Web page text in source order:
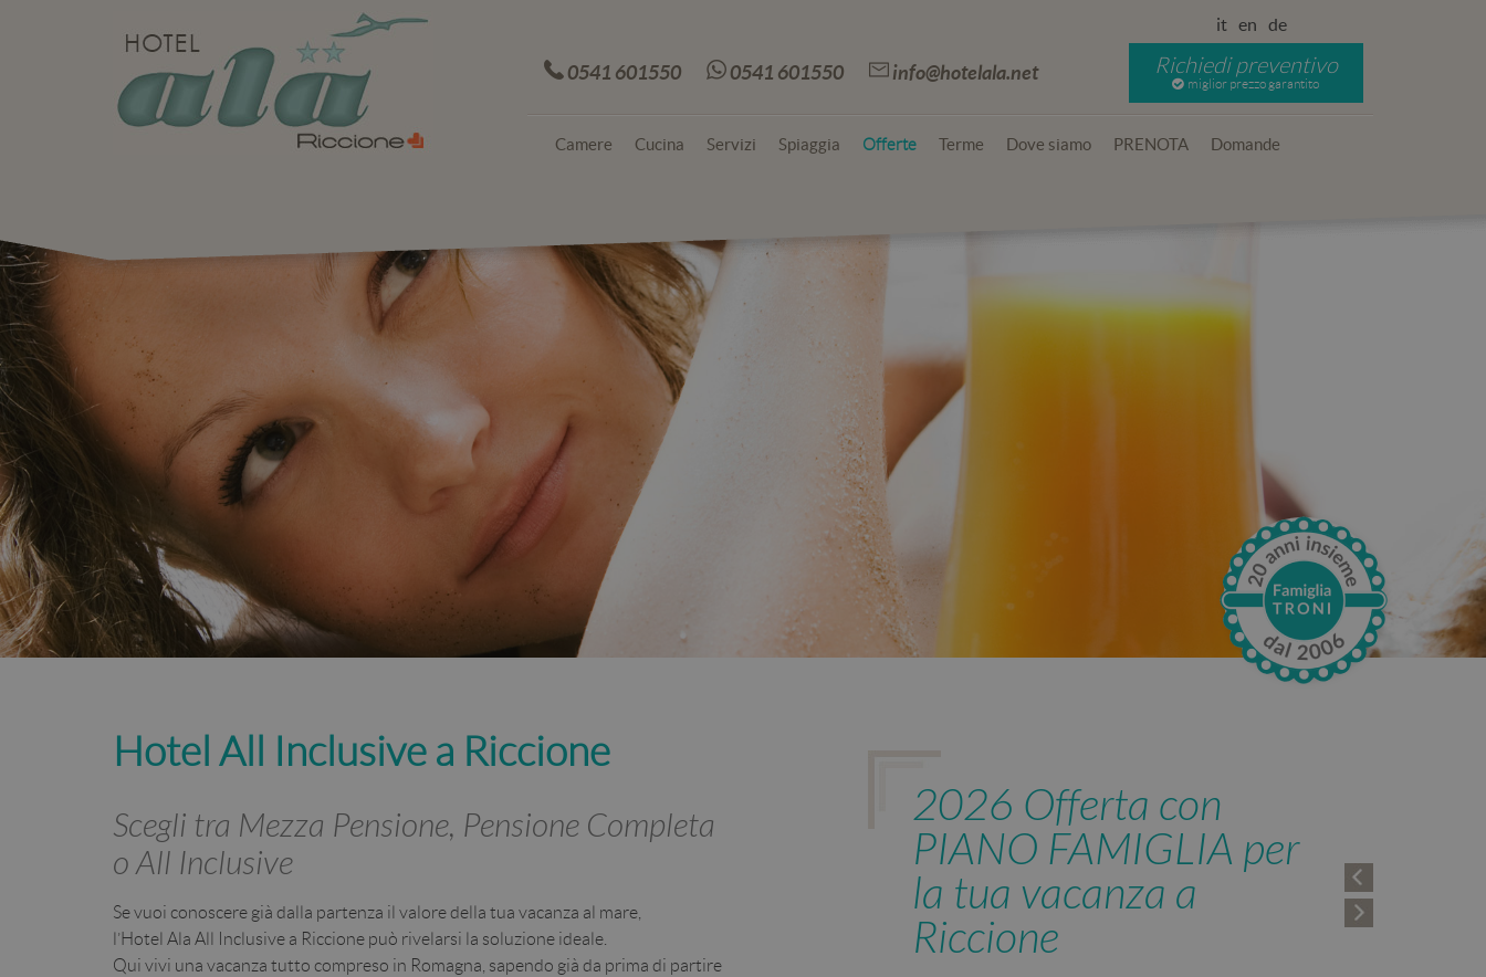
it en de
0541 601550 0541 601550 info@hotelala.net Richiedi preventivo
miglior prezzo garantito
Camere Cucina Servizi Spiaggia Offerte Terme Dove siamo PRENOTA Domande
Hotel All Inclusive a Riccione
Scegli tra Mezza Pensione, Pensione Completa
o All Inclusive
Se vuoi conoscere già dalla partenza il valore della tua vacanza al mare,
l’Hotel Ala All Inclusive a Riccione può rivelarsi la soluzione ideale.
Qui vivi una vacanza tutto compreso in Romagna, sapendo già da prima di partire
2026 Offerta con
PIANO FAMIGLIA per
la tua vacanza a
Riccione